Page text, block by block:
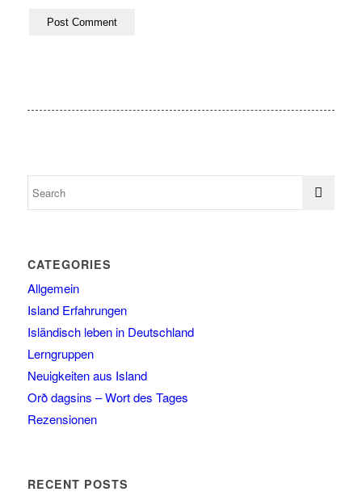
CATEGORIES
Allgemein
Island Erfahrungen
Isländisch leben in Deutschland
Lerngruppen
Neuigkeiten aus Island
Orð dagsins – Wort des Tages
Rezensionen
RECENT POSTS